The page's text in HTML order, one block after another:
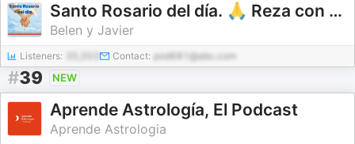
Santo Rosario del día. 🙏 Reza con nosotros en castellano 🇪🇸
Belen y Javier
Listeners: Contact: pod681@abc.com
#39 NEW
Aprende Astrología, El Podcast
Aprende Astrologia